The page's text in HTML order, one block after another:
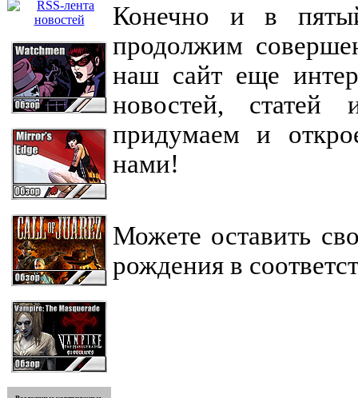
Конечно и в
продолжим
наш сайт еще
новостей,
придумаем и
нами!
Можете оставить
рождения в